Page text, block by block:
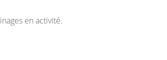
en activité.